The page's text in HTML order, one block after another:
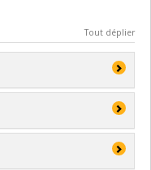
Tout déplier
de recherches en
FGR – Subvention de
de recherches en